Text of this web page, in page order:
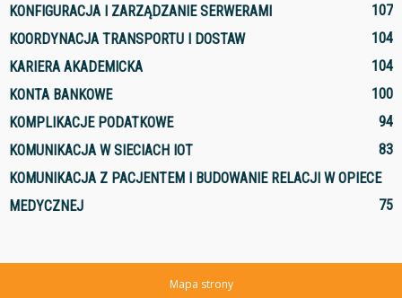
KONFIGURACJA I ZARZĄDZANIE SERWERAMI
107
KOORDYNACJA TRANSPORTU I DOSTAW
104
KARIERA AKADEMICKA
104
KONTA BANKOWE
100
KOMPLIKACJE PODATKOWE
94
KOMUNIKACJA W SIECIACH IOT
83
KOMUNIKACJA Z PACJENTEM I BUDOWANIE RELACJI W OPIECE
MEDYCZNEJ
75
Mapa strony